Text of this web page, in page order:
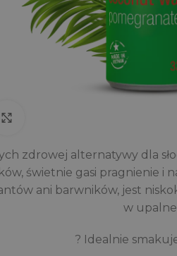
zdrowej alternatywy dla
świetnie gasi pragnienie i
ani barwników, jest
w
? Idealnie